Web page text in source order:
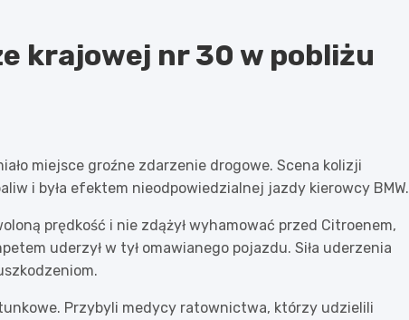
krajowej nr 30 w pobliżu
miejsce groźne zdarzenie drogowe. Scena kolizji
i była efektem nieodpowiedzialnej jazdy kierowcy BMW.
prędkość i nie zdążył wyhamować przed Citroenem,
uderzył w tył omawianego pojazdu. Siła uderzenia
Przybyli medycy ratownictwa, którzy udzielili